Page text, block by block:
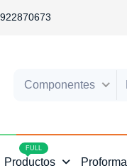
922870673
Componentes
3
Productos
FULL
Proforma